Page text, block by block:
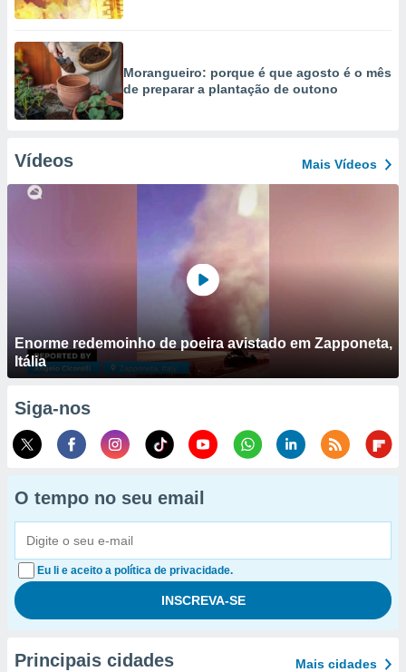
Morangueiro: porque é que agosto é o mês
de preparar a plantação de outono
Vídeos Mais Vídeos
Enorme redemoinho de poeira avistado em Zapponeta,
Itália
Siga-nos
O tempo no seu email
Eu li e aceito a política de privacidade.
Principais cidades Mais cidades